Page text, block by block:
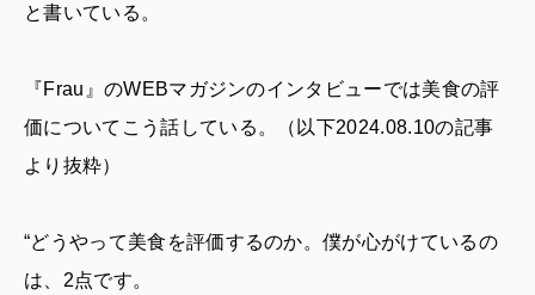
と書いている。
『Frau』のWEBマガジンのインタビューでは美食の評
価についてこう話している。（以下2024.08.10の記事
より抜粋）
“どうやって美食を評価するのか。僕が心がけているの
は、2点です。